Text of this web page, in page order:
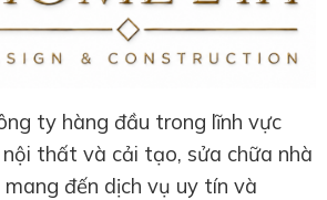
ty hàng đầu trong lĩnh vực
thất và cải tạo, sửa chữa nhà
đến dịch vụ uy tín và